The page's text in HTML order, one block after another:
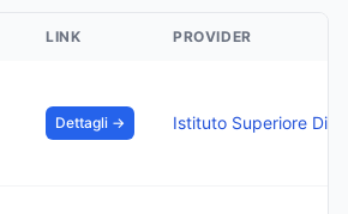
LINK PROVIDER
Dettagli →